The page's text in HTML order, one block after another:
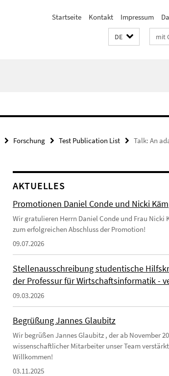
Startseite Kontakt Impressum
DE
Forschung Test Publication List
Talk: An
AKTUELLES
Promotionen Daniel Conde und Nicki
Wir gratulieren Herrn Daniel Conde und Frau Nicki
zum erfolgreichen Abschluss der Promotion!
09.07.2026
Stellenausschreibung studentische
der Professur für Wirtschaftsinformatik -
09.03.2026
Begrüßung Jannes Glaubitz
Wir begrüßen Jannes Glaubitz , der ab November
wissenschaftlicher Mitarbeiter unser Team
Willkommen!
03.11.2025